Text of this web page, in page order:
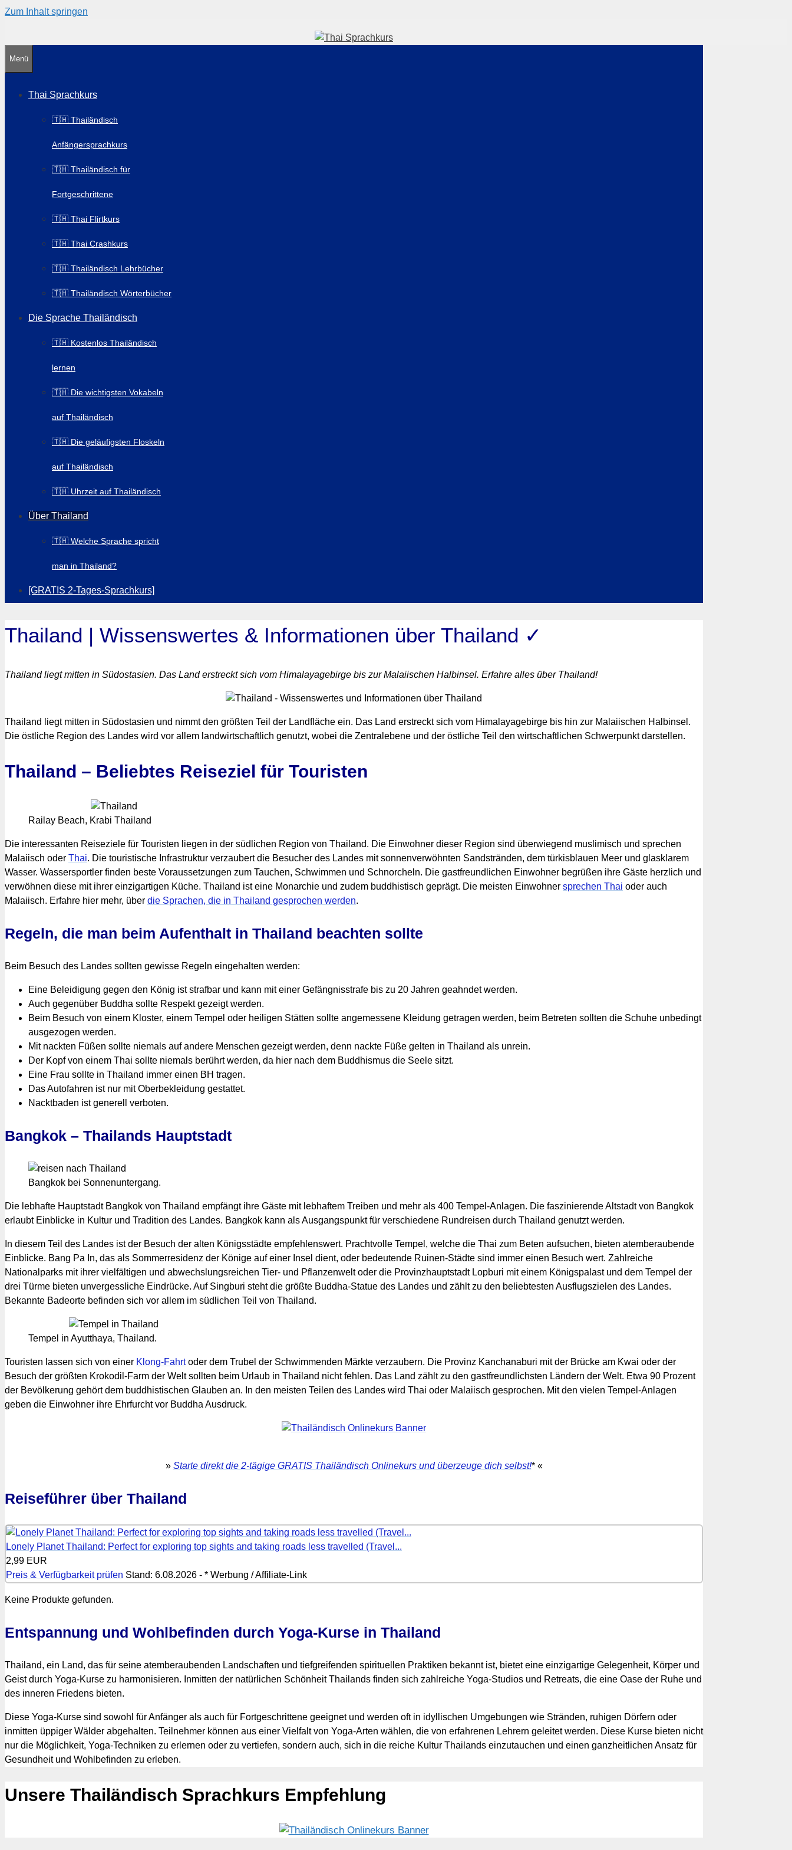
Zum Inhalt springen
Menü
Thai Sprachkurs
🇹🇭 Thailändisch
Anfängersprachkurs
🇹🇭 Thailändisch für
Fortgeschrittene
🇹🇭 Thai Flirtkurs
🇹🇭 Thai Crashkurs
🇹🇭 Thailändisch Lehrbücher
🇹🇭 Thailändisch Wörterbücher
Die Sprache Thailändisch
🇹🇭 Kostenlos Thailändisch
lernen
🇹🇭 Die wichtigsten Vokabeln
auf Thailändisch
🇹🇭 Die geläufigsten Floskeln
auf Thailändisch
🇹🇭 Uhrzeit auf Thailändisch
Über Thailand
🇹🇭 Welche Sprache spricht
man in Thailand?
[GRATIS 2-Tages-Sprachkurs]
Thailand | Wissenswertes & Informationen über Thailand ✓
Thailand liegt mitten in Südostasien. Das Land erstreckt sich vom Himalayagebirge bis zur Malaiischen Halbinsel. Erfahre alles über Thailand!
Thailand liegt mitten in Südostasien und nimmt den größten Teil der Landfläche ein. Das Land erstreckt sich vom Himalayagebirge bis hin zur Malaiischen Halbinsel.
Die östliche Region des Landes wird vor allem landwirtschaftlich genutzt, wobei die Zentralebene und der östliche Teil den wirtschaftlichen Schwerpunkt darstellen.
Thailand – Beliebtes Reiseziel für Touristen
Railay Beach, Krabi Thailand
Die interessanten Reiseziele für Touristen liegen in der südlichen Region von Thailand. Die Einwohner dieser Region sind überwiegend muslimisch und sprechen
Malaiisch oder Thai. Die touristische Infrastruktur verzaubert die Besucher des Landes mit sonnenverwöhnten Sandstränden, dem türkisblauen Meer und glasklarem
Wasser. Wassersportler finden beste Voraussetzungen zum Tauchen, Schwimmen und Schnorcheln. Die gastfreundlichen Einwohner begrüßen ihre Gäste herzlich und
verwöhnen diese mit ihrer einzigartigen Küche. Thailand ist eine Monarchie und zudem buddhistisch geprägt. Die meisten Einwohner sprechen Thai oder auch
Malaiisch. Erfahre hier mehr, über die Sprachen, die in Thailand gesprochen werden.
Regeln, die man beim Aufenthalt in Thailand beachten sollte
Beim Besuch des Landes sollten gewisse Regeln eingehalten werden:
Eine Beleidigung gegen den König ist strafbar und kann mit einer Gefängnisstrafe bis zu 20 Jahren geahndet werden.
Auch gegenüber Buddha sollte Respekt gezeigt werden.
Beim Besuch von einem Kloster, einem Tempel oder heiligen Stätten sollte angemessene Kleidung getragen werden, beim Betreten sollten die Schuhe unbedingt
ausgezogen werden.
Mit nackten Füßen sollte niemals auf andere Menschen gezeigt werden, denn nackte Füße gelten in Thailand als unrein.
Der Kopf von einem Thai sollte niemals berührt werden, da hier nach dem Buddhismus die Seele sitzt.
Eine Frau sollte in Thailand immer einen BH tragen.
Das Autofahren ist nur mit Oberbekleidung gestattet.
Nacktbaden ist generell verboten.
Bangkok – Thailands Hauptstadt
Bangkok bei Sonnenuntergang.
Die lebhafte Hauptstadt Bangkok von Thailand empfängt ihre Gäste mit lebhaftem Treiben und mehr als 400 Tempel-Anlagen. Die faszinierende Altstadt von Bangkok
erlaubt Einblicke in Kultur und Tradition des Landes. Bangkok kann als Ausgangspunkt für verschiedene Rundreisen durch Thailand genutzt werden.
In diesem Teil des Landes ist der Besuch der alten Königsstädte empfehlenswert. Prachtvolle Tempel, welche die Thai zum Beten aufsuchen, bieten atemberaubende
Einblicke. Bang Pa In, das als Sommerresidenz der Könige auf einer Insel dient, oder bedeutende Ruinen-Städte sind immer einen Besuch wert. Zahlreiche
Nationalparks mit ihrer vielfältigen und abwechslungsreichen Tier- und Pflanzenwelt oder die Provinzhauptstadt Lopburi mit einem Königspalast und dem Tempel der
drei Türme bieten unvergessliche Eindrücke. Auf Singburi steht die größte Buddha-Statue des Landes und zählt zu den beliebtesten Ausflugszielen des Landes.
Bekannte Badeorte befinden sich vor allem im südlichen Teil von Thailand.
Tempel in Ayutthaya, Thailand.
Touristen lassen sich von einer Klong-Fahrtoder dem Trubel der Schwimmenden Märkte verzaubern. Die Provinz Kanchanaburi mit der Brücke am Kwai oder der
Besuch der größten Krokodil-Farm der Welt sollten beim Urlaub in Thailand nicht fehlen. Das Land zählt zu den gastfreundlichsten Ländern der Welt. Etwa 90 Prozent
der Bevölkerung gehört dem buddhistischen Glauben an. In den meisten Teilen des Landes wird Thai oder Malaiisch gesprochen. Mit den vielen Tempel-Anlagen
geben die Einwohner ihre Ehrfurcht vor Buddha Ausdruck.
» Starte direkt die 2-tägige GRATIS Thailändisch Onlinekurs und überzeuge dich selbst!* «
Reiseführer über Thailand
Lonely Planet Thailand: Perfect for exploring top sights and taking roads less travelled (Travel...
2,99 EUR
Preis & Verfügbarkeit prüfen Stand: 6.08.2026 - * Werbung / Affiliate-Link
Keine Produkte gefunden.
Entspannung und Wohlbefinden durch Yoga-Kurse in Thailand
Thailand, ein Land, das für seine atemberaubenden Landschaften und tiefgreifenden spirituellen Praktiken bekannt ist, bietet eine einzigartige Gelegenheit, Körper und
Geist durch Yoga-Kurse zu harmonisieren. Inmitten der natürlichen Schönheit Thailands finden sich zahlreiche Yoga-Studios und Retreats, die eine Oase der Ruhe und
des inneren Friedens bieten.
Diese Yoga-Kurse sind sowohl für Anfänger als auch für Fortgeschrittene geeignet und werden oft in idyllischen Umgebungen wie Stränden, ruhigen Dörfern oder
inmitten üppiger Wälder abgehalten. Teilnehmer können aus einer Vielfalt von Yoga-Arten wählen, die von erfahrenen Lehrern geleitet werden. Diese Kurse bieten nicht
nur die Möglichkeit, Yoga-Techniken zu erlernen oder zu vertiefen, sondern auch, sich in die reiche Kultur Thailands einzutauchen und einen ganzheitlichen Ansatz für
Gesundheit und Wohlbefinden zu erleben.
Unsere Thailändisch Sprachkurs Empfehlung